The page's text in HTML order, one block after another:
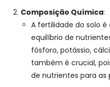
Composição Química:
A fertilidade do solo
equilíbrio de
fósforo, potássio,
também é crucial,
de nutrientes para as